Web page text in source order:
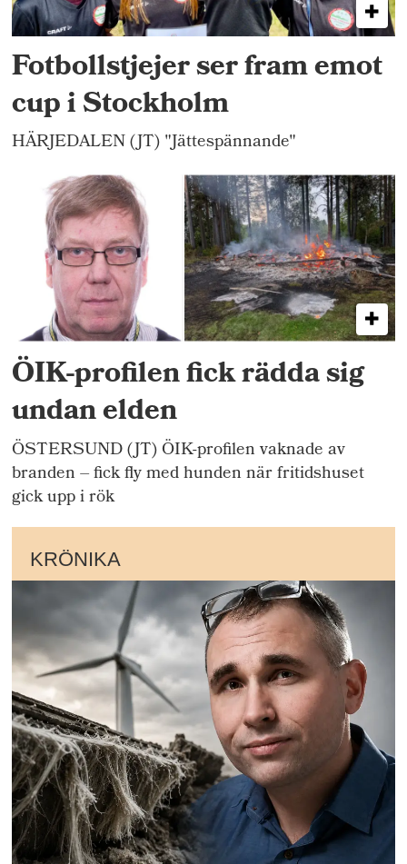
Fotbollstjejer ser fram emot
cup i Stockholm
HÄRJEDALEN (JT) "Jättespännande"
ÖIK-profilen fick rädda sig
undan elden
ÖSTERSUND (JT) ÖIK-profilen vaknade av
branden – fick fly med hunden när fritidshuset
gick upp i rök
KRÖNIKA